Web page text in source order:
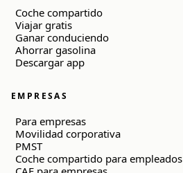
Coche compartido
Viajar gratis
Ganar conduciendo
Ahorrar gasolina
Descargar app
EMPRESAS
Para empresas
Movilidad corporativa
PMST
Coche compartido para empleados